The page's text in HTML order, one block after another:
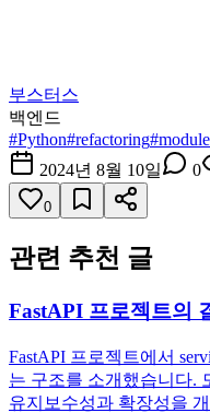
부스터스
백엔드
#Python#refactoring#module
2024년 8월 10일
0
0
관련 추천 글
FastAPI 프로젝트의
FastAPI 프로젝트에서
는 구조를 소개했습니다.
유지보수성과 확장성을